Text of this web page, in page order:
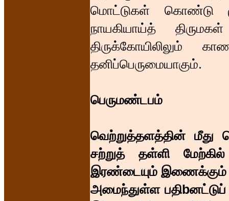
மொட்டுகள் கொண்டு
நாயகியாய்த்
திருக்கோயிலிலும்
தனிப்பெருமையாகும்.
பெருமண்டபம்
வெற்றுத்தளத்தின் மீது
சற்றுத் தள்ளி மேற்கில்
இரண்டையும் இணைக்கும்
அமைந்துள்ள